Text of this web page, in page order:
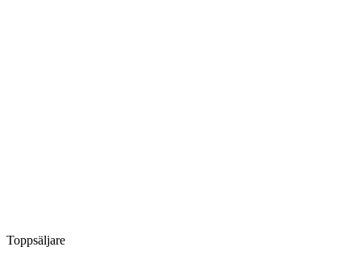
Toppsäljare